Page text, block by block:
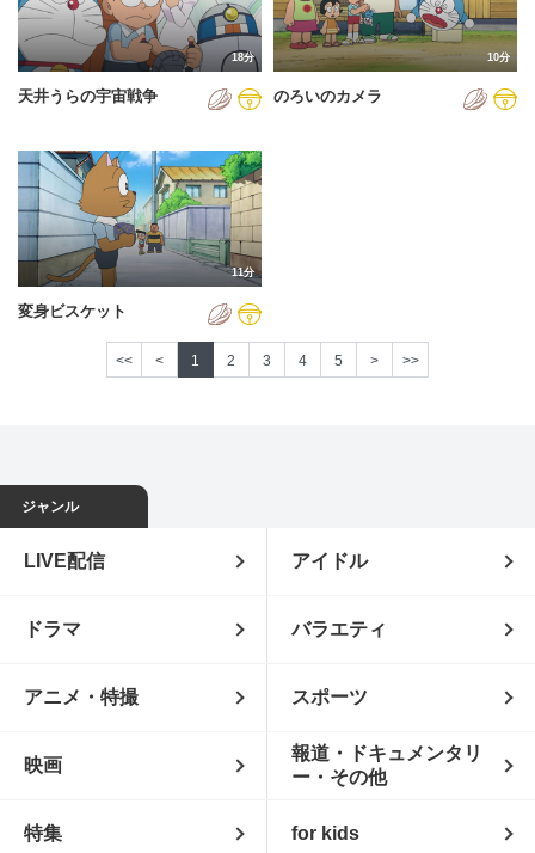
18分
天井うらの宇宙戦争
10分
のろいのカメラ
11分
変身ビスケット
<< < 1 2 3 4 5 > >>
ジャンル
LIVE配信 アイドル
ドラマ バラエティ
アニメ・特撮 スポーツ
映画
報道・ドキュメンタリ
ー・その他
特集 for kids